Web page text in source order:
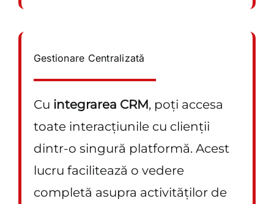
Gestionare Centralizată
Cu integrarea CRM, poți accesa
toate interacțiunile cu clienții
dintr-o singură platformă. Acest
lucru facilitează o vedere
completă asupra activităților de